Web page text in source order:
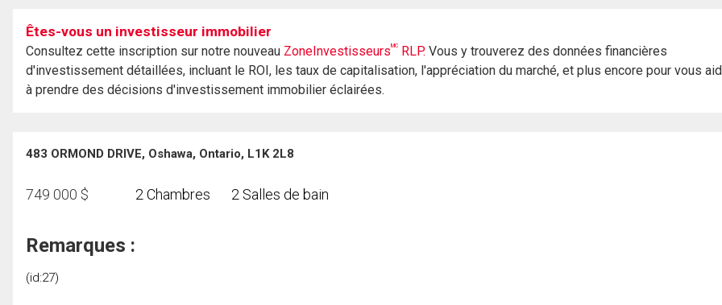
Êtes-vous un investisseur immobilier
Consultez cette inscription sur notre nouveau ZoneInvestisseursMC RLP. Vous y trouverez des données financières
d'investissement détaillées, incluant le ROI, les taux de capitalisation, l'appréciation du marché, et plus encore pour vous
à prendre des décisions d'investissement immobilier éclairées.
483 ORMOND DRIVE, Oshawa, Ontario, L1K 2L8
749 000 $ 2 Chambres 2 Salles de bain
Remarques :
(id:27)